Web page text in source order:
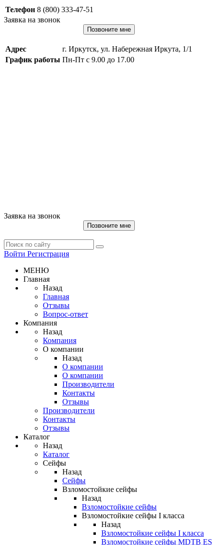
Телефон 8 (800) 333-47-51
Заявка на звонок
Позвоните мне
Адрес
г. Иркутск, ул. Набережная Иркута, 1/1
График работы Пн-Пт с 9.00 до 17.00
Заявка на звонок
Позвоните мне
Войти Регистрация
МЕНЮ
Главная
Назад
Главная
Отзывы
Вопрос-ответ
Компания
Назад
Компания
О компании
Назад
О компании
О компании
Производители
Контакты
Отзывы
Производители
Контакты
Отзывы
Каталог
Назад
Каталог
Сейфы
Назад
Сейфы
Взломостойкие сейфы
Назад
Взломостойкие сейфы
Взломостойкие сейфы I класса
Назад
Взломостойкие сейфы I класса
Взломостойкие сейфы MDTB ES